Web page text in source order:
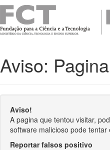
Aviso:
Aviso!
A pagina que tentou visitar,
software malicioso pode
Reportar falsos positivo